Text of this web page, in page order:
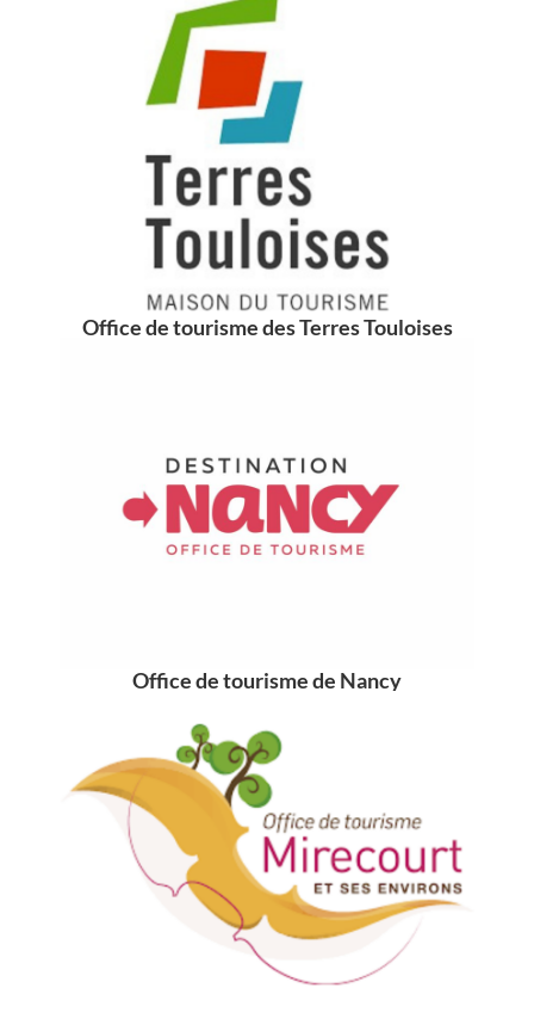
Office de tourisme des Terres Touloises
Office de tourisme de Nancy